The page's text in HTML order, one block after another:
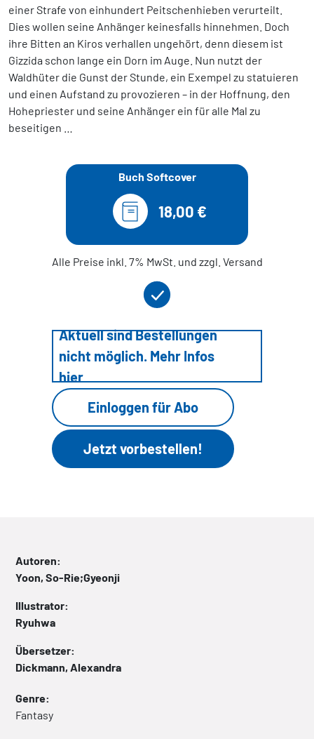
einer Strafe von einhundert Peitschenhieben verurteilt.
Dies wollen seine Anhänger keinesfalls hinnehmen. Doch
ihre Bitten an Kiros verhallen ungehört, denn diesem ist
Gizzida schon lange ein Dorn im Auge. Nun nutzt der
Waldhüter die Gunst der Stunde, ein Exempel zu statuieren
und einen Aufstand zu provozieren – in der Hoffnung, den
Hohepriester und seine Anhänger ein für alle Mal zu
beseitigen …
Buch Softcover
18,00 €
Alle Preise inkl. 7% MwSt. und zzgl. Versand
Aktuell sind Bestellungen
nicht möglich. Mehr Infos
hier
Einloggen für Abo
Autoren:
Yoon, So-Rie;Gyeonji
Illustrator:
Ryuhwa
Übersetzer:
Dickmann, Alexandra
Genre:
Fantasy